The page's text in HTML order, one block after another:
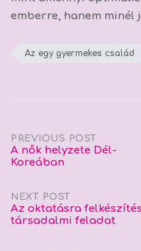
emberre, hanem minél
Az egy gyermekes család
Post
PREVIOUS POST
A nők helyzete Dél-
Koreában
NEXT POST
Az oktatásra felkészítés
társadalmi feladat